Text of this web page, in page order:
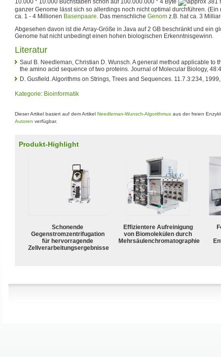
10.000 * 10.000 Buchstaben schon auf 100.000.000 * 4 Byte
381
ganzer Genome lässt sich so allerdings noch nicht optimal durchführen.
ca. 1 - 4 Millionen Basenpaare. Das menschliche Genom z.B. hat ca. 3
Abgesehen davon ist die Array-Größe in Java auf 2 GB beschränkt und ein
Genome hat nicht unbedingt einen hohen biologischen Erkenntnisgewinn.
Literatur
Saul B. Needleman, Christian D. Wunsch. A general method applicable to
the amino acid sequence of two proteins. Journal of Molecular Biology,
D. Gusfield. Algorithms on Strings, Trees and Sequences. 11.7.3:234,
Kategorie: Bioinformatik
Dieser Artikel basiert auf dem Artikel Needleman-Wunsch-Algorithmus aus der freien
Autoren verfügbar.
Produkt-Highlight
Schonende
Gegenstromzentrifugation
für hervorragende
Zellverarbeitungsergebnisse
Effizientere Aufreinigung
von Biomolekülen durch
Mehrsäulenchromatographie